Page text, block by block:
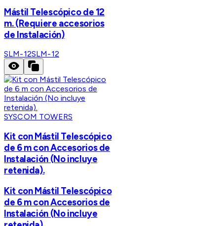
Mástil Telescópico de 12
m. (Requiere accesorios
de Instalación)
SLM-12SLM-12
SYSCOM TOWERS
Kit con Mástil Telescópico
de 6 m con Accesorios de
Instalación (No incluye
retenida).
Kit con Mástil Telescópico
de 6 m con Accesorios de
Instalación (No incluye